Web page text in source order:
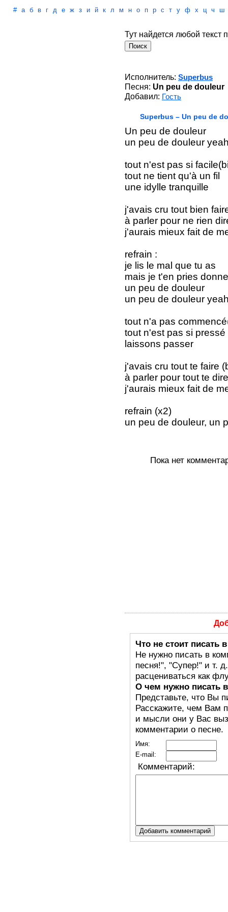
# а б в г д е ж з и й к л м н о п р с т у ф х ц ч ш
Тут найдется любой текст
Исполнитель: Superbus
Песня: Un peu de douleur
Добавил: Гость
Superbus – Un peu de
Un peu de douleur
un peu de douleur
tout n'est pas si
tout ne tient qu'à un fil
une idylle tranquille
j'avais cru tout bien
à parler pour ne rien
j'aurais mieux fait de
refrain :
je lis le mal que tu as
mais je t'en pries
un peu de douleur
un peu de douleur
tout n'a pas
tout n'est pas si pressé
laissons passer
j'avais cru tout te faire
à parler pour tout te dire
j'aurais mieux fait de
refrain (x2)
un peu de douleur, un
Пока нет
Что не стоит писать
Не нужно писать в
песня!", "Супер!" и т.
расцениваться как
О чем нужно писать
Представьте, что Вы
Расскажите, чем Вам
и мысли они у Вас
комментарии о песне.
Имя:
E-mail:
Комментарий: